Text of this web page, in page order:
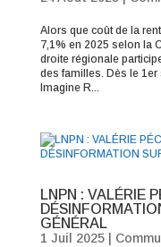
Alors que coût de la
7,1% en 2025 selon la
droite régionale
des familles. Dès le 1er
Imagine R...
LNPN : VALÉRIE
GÉNÉRAL
1 Juil 2025|